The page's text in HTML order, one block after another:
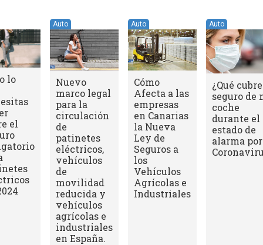
lo
el
Auto
Nuevo
marco legal
para la
circulación
de
patinetes
eléctricos,
vehículos
de
movilidad
reducida y
vehículos
agrícolas e
industriales
en España.
Auto
Cómo
Afecta a las
empresas
en Canarias
la Nueva
Ley de
Seguros a
los
Vehículos
Agrícolas e
Industriales
Auto
¿Qué
seguro de
coche
durante el
estado de
alarma